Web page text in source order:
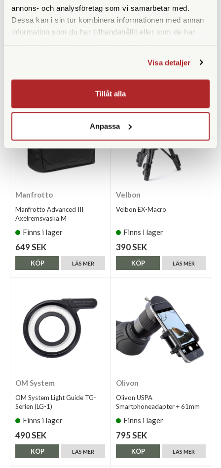
annons- och analysföretag som vi samarbetar med.
Dessa kan i sin tur kombinera informationen med annan
information som du har tillhandahållit eller som de har
Visa detaljer
Tillåt alla
Anpassa
Manfrotto
Manfrotto Advanced III
Axelremsväska M
Finns i lager
649 SEK
LÄS MER
KÖP
Velbon
Velbon EX-Macro
Finns i lager
390 SEK
LÄS MER
KÖP
OM System
OM System Light Guide TG-
Serien (LG-1)
Finns i lager
490 SEK
LÄS MER
KÖP
Olivon
Olivon USPA
Smartphoneadapter + 61mm
Finns i lager
795 SEK
LÄS MER
KÖP